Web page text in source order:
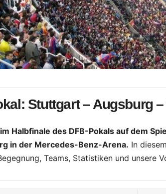
Stuttgart – Augsburg
Halbfinale des DFB-Pokals auf dem
in der Mercedes-Benz-Arena. In
Teams, Statistiken und unsere